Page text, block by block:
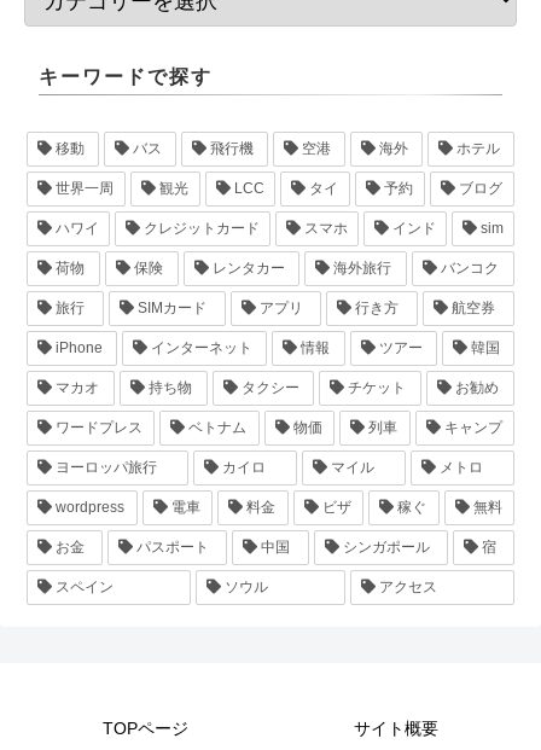
キーワードで探す
移動 バス 飛行機 空港 海外 ホテル
世界一周 観光 LCC タイ 予約 ブログ
ハワイ クレジットカード スマホ インド sim
荷物 保険 レンタカー 海外旅行 バンコク
旅行 SIMカード アプリ 行き方 航空券
iPhone インターネット 情報 ツアー 韓国
マカオ 持ち物 タクシー チケット お勧め
ワードプレス ベトナム 物価 列車 キャンプ
ヨーロッパ旅行 カイロ マイル メトロ
wordpress 電車 料金 ビザ 稼ぐ 無料
お金 パスポート 中国 シンガポール 宿
スペイン ソウル アクセス
TOPページ サイト概要